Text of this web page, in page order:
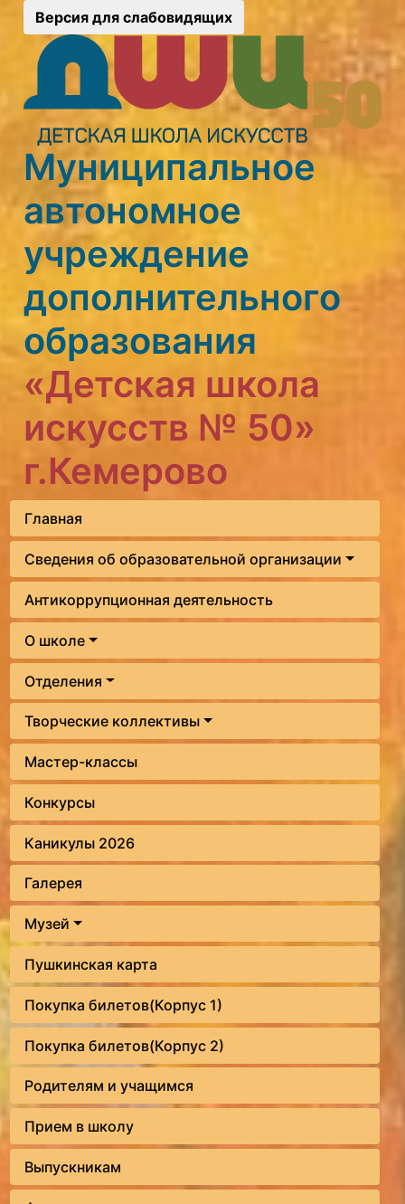
Версия для слабовидящих
Муниципальное
автономное
учреждение
дополнительного
образования
«Детская школа
искусств № 50»
г.Кемерово
Главная
Сведения об образовательной организации
Антикоррупционная деятельность
О школе
Отделения
Творческие коллективы
Мастер-классы
Конкурсы
Каникулы 2026
Галерея
Музей
Пушкинская карта
Покупка билетов(Корпус 1)
Покупка билетов(Корпус 2)
Родителям и учащимся
Прием в школу
Выпускникам